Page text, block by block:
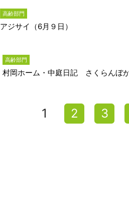
高齢部門
アジサイ（6月９日）
高齢部門
村岡ホーム・中庭日記 さくらんぼ
1 2 3